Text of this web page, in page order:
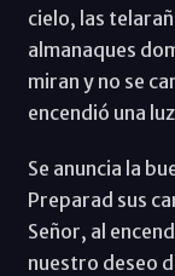
cielo, las
almanaques
miran y no se
encendió una
Se anuncia la
Preparad sus
Señor, al
nuestro deseo